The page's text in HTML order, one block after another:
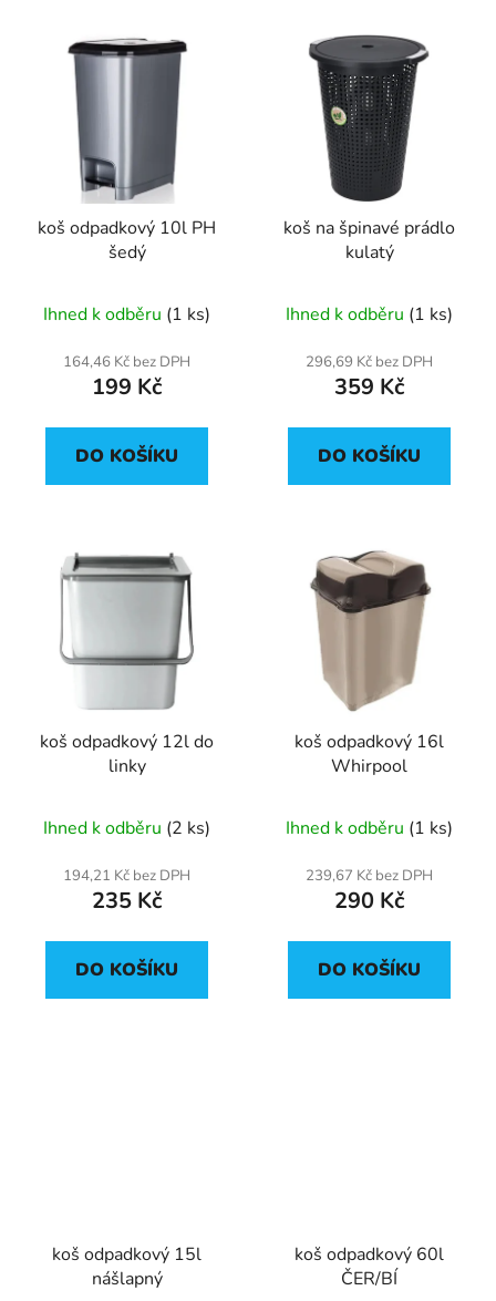
koš odpadkový 10l PH
šedý
Ihned k odběru (1 ks)
164,46 Kč bez DPH
199 Kč
DO KOŠÍKU
koš na špinavé prádlo
kulatý
Ihned k odběru (1 ks)
296,69 Kč bez DPH
359 Kč
DO KOŠÍKU
koš odpadkový 12l do
linky
Ihned k odběru (2 ks)
194,21 Kč bez DPH
235 Kč
DO KOŠÍKU
koš odpadkový 16l
Whirpool
Ihned k odběru (1 ks)
239,67 Kč bez DPH
290 Kč
DO KOŠÍKU
koš odpadkový 15l
nášlapný
koš odpadkový 60l
ČER/BÍ